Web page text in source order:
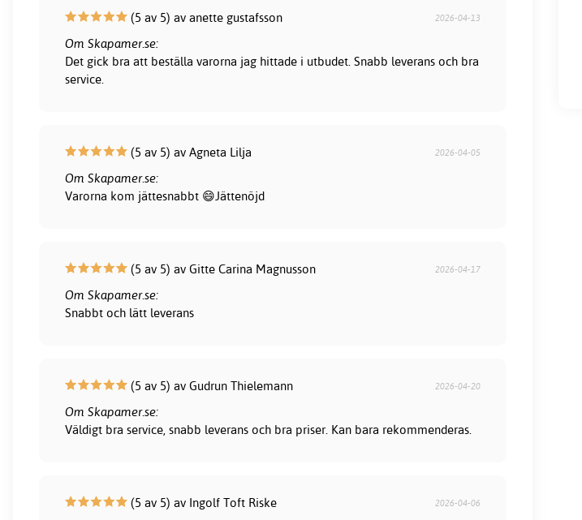
(5 av 5) av anette gustafsson 2026-04-13
Om Skapamer.se:
Det gick bra att beställa varorna jag hittade i utbudet. Snabb leverans och bra
service.
(5 av 5) av Agneta Lilja 2026-04-05
Om Skapamer.se:
Varorna kom jättesnabbt 😄Jättenöjd
(5 av 5) av Gitte Carina Magnusson 2026-04-17
Om Skapamer.se:
Snabbt och lätt leverans
(5 av 5) av Gudrun Thielemann 2026-04-20
Om Skapamer.se:
Väldigt bra service, snabb leverans och bra priser. Kan bara rekommenderas.
(5 av 5) av Ingolf Toft Riske 2026-04-06